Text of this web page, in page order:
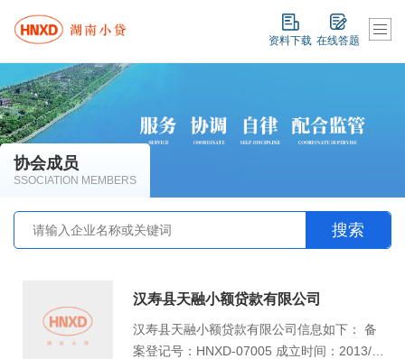
资料下载 在线答题
协会成员
SSOCIATION MEMBERS
汉寿县天融小额贷款有限公司
汉寿县天融小额贷款有限公司信息如下： 备
案登记号：HNXD-07005 成立时间：2013/3/